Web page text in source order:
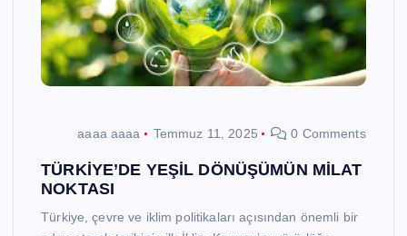
aaaa aaaa Temmuz 11, 2025 0 Comments
TÜRKİYE’DE YEŞİL DÖNÜŞÜMÜN MİLAT
NOKTASI
Türkiye, çevre ve iklim politikaları açısından önemli bir